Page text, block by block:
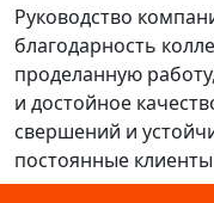
Руководство
благодарность
проделанную
и достойное
свершений и
постоянные клиенты